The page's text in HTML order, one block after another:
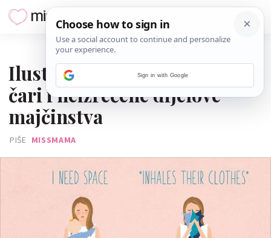
Ilustracijama pokazala sve
čari i neizrečene dijelove
majčinstva
PIŠE MISSMAMA
Sign in with Google